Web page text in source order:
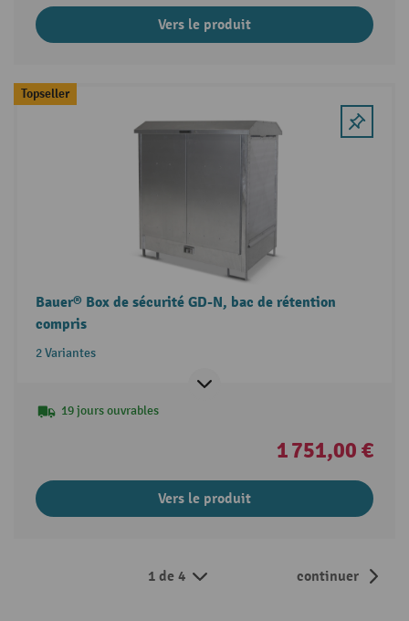
Vers le produit
Topseller
Bauer® Box de sécurité GD-N, bac de rétention
compris
2 Variantes
19 jours ouvrables
1 751,00 €
Vers le produit
1 de 4 continuer